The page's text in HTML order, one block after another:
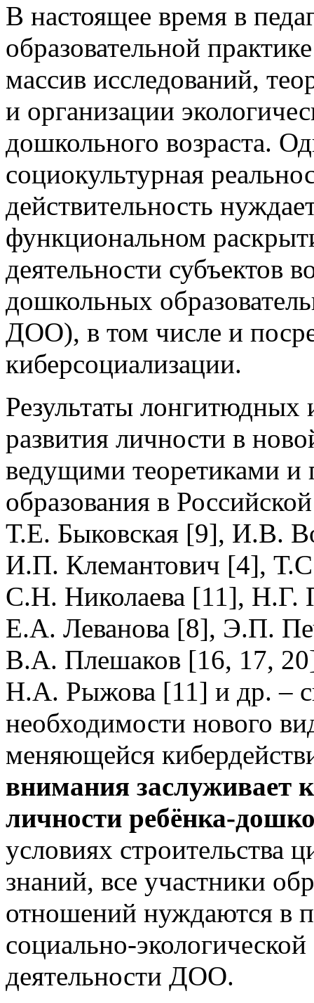
В настоящее время в
образовательной
массив исследований,
и организации
дошкольного возраста.
социокультурная
действительность
функциональном
деятельности субъектов
дошкольных
ДОО), в том числе и
киберсоциализации.
Результаты лонгитюдных
развития личности в
ведущими теоретиками и
образования в
Т.Е. Быковская [9], И.В.
И.П. Клемантович [4],
С.Н. Николаева [11], Н.Г.
Е.А. Леванова [8], Э.П.
В.А. Плешаков [16, 17,
Н.А. Рыжова [11] и др. –
необходимости нового
меняющейся
внимания заслуживает
личности ребёнка-
условиях строительства
знаний, все участники
отношений нуждаются в
социально-
деятельности ДОО.